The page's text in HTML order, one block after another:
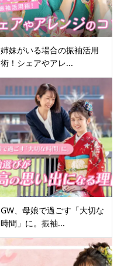
姉妹がいる場合の振袖活用
術！シェアやアレ...
GW、母娘で過ごす「大切な
時間」に。振袖...